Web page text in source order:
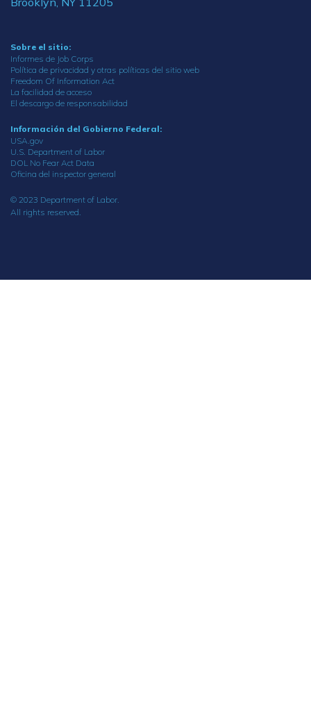
Sobre el sitio:
Informes de Job Corps
Política de privacidad y otras políticas del sitio web
Freedom Of Information Act
La facilidad de acceso
El descargo de responsabilidad
Información del Gobierno Federal:
USA.gov
U.S. Department of Labor
DOL No Fear Act Data
Oficina del inspector general
© 2023 Department of Labor.
All rights reserved.